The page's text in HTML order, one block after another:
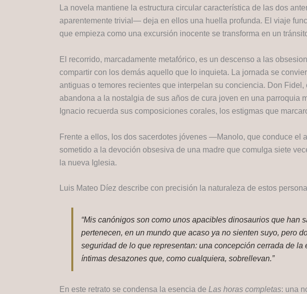
La novela mantiene la estructura circular característica de las dos
aparentemente trivial— deja en ellos una huella profunda. El viaje
que empieza como una excursión inocente se transforma en un
El recorrido, marcadamente metafórico, es un descenso a las
compartir con los demás aquello que lo inquieta. La jornada se
antiguas o temores recientes que interpelan su conciencia. Don
abandona a la nostalgia de sus años de cura joven en una parroquia
Ignacio recuerda sus composiciones corales, los estigmas que
Frente a ellos, los dos sacerdotes jóvenes —Manolo, que conduce el
sometido a la devoción obsesiva de una madre que comulga siete
la nueva Iglesia.
Luis Mateo Díez describe con precisión la naturaleza de estos
“Mis canónigos son como unos apacibles dinosaurios que
pertenecen, en un mundo que acaso ya no sienten suyo, pero
seguridad de lo que representan: una concepción cerrada de
íntimas desazones que, como cualquiera, sobrellevan.”
En este retrato se condensa la esencia de Las horas completas: una